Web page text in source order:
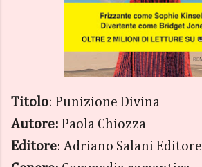
Titolo: Punizione Divina
Autore: Paola Chiozza
Editore: Adriano Salani Editore